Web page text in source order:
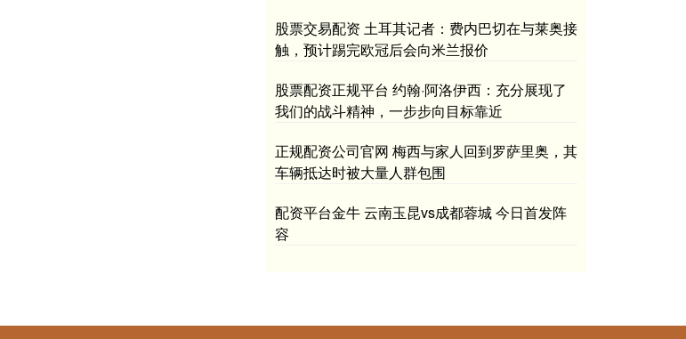
股票交易配资 土耳其记者：费内巴切在与莱奥接
触，预计踢完欧冠后会向米兰报价
股票配资正规平台 约翰·阿洛伊西：充分展现了
我们的战斗精神，一步步向目标靠近
正规配资公司官网 梅西与家人回到罗萨里奥，其
车辆抵达时被大量人群包围
配资平台金牛 云南玉昆vs成都蓉城 今日首发阵
容